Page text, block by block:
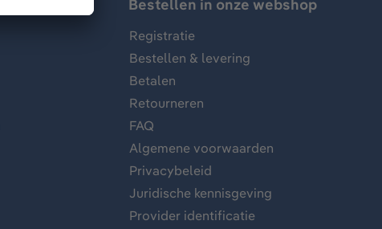
Bestellen in onze webshop
Registratie
Bestellen & levering
Betalen
Retourneren
FAQ
Algemene voorwaarden
Privacybeleid
Juridische kennisgeving
Provider identificatie